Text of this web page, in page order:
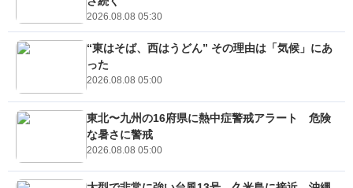
2026.08.08 05:30
“東はそば、西はうどん” その理由は「気候」にあ
った
2026.08.08 05:00
東北〜九州の16府県に熱中症警戒アラート 危険
な暑さに警戒
2026.08.08 05:00